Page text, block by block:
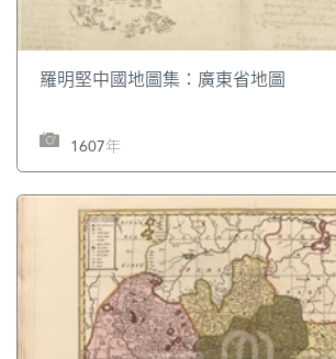
羅明堅中國地圖集：廣東省地圖
1607年